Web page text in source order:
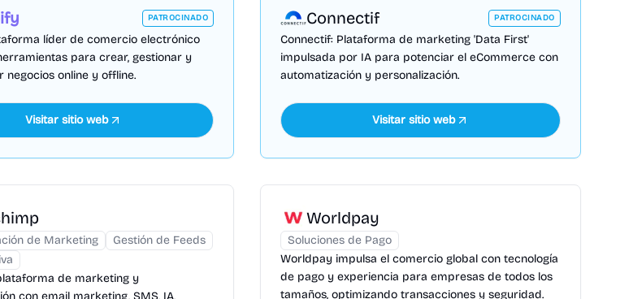
PATROCINADO
líder de comercio electrónico
para crear, gestionar y
negocios online y offline.
Visitar sitio web
Connectif PATROCINADO
Connectif: Plataforma de marketing 'Data First'
impulsada por IA para potenciar el eCommerce con
automatización y personalización.
Visitar sitio web
de Marketing
Gestión de Feeds
de marketing y
con email marketing, SMS, IA,
Worldpay
Soluciones de Pago
Worldpay impulsa el comercio global con tecnología
de pago y experiencia para empresas de todos los
tamaños, optimizando transacciones y seguridad.